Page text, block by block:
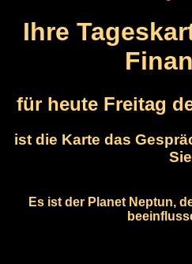
Ihre
für heute Freitag
ist die Karte das
Sie
Es ist der Planet Neptun,